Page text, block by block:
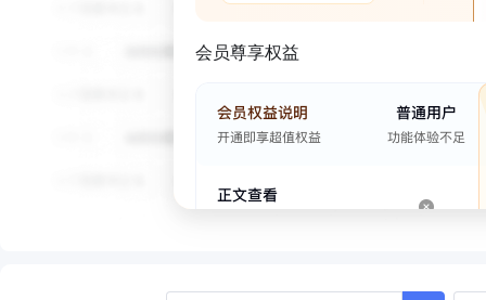
会员尊享权益